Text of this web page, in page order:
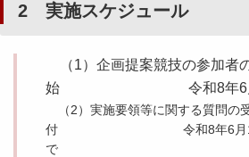
2 実施スケジュール
（1）企画提案競技の参加者
始 令和8年6月5日
（2）実施要領等に関する質問の
付 令和8年6月12日 金
で